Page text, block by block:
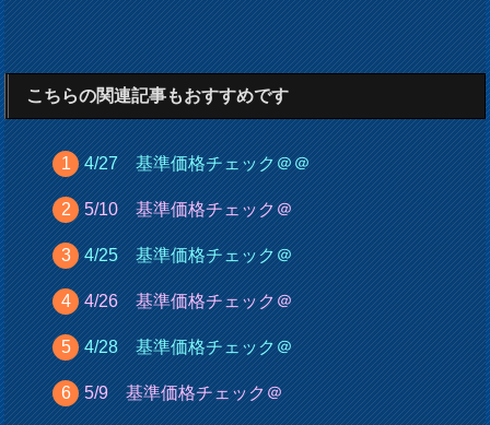
こちらの関連記事もおすすめです
4/27 基準価格チェック＠＠
5/10 基準価格チェック＠
4/25 基準価格チェック＠
4/26 基準価格チェック＠
4/28 基準価格チェック＠
5/9 基準価格チェック＠